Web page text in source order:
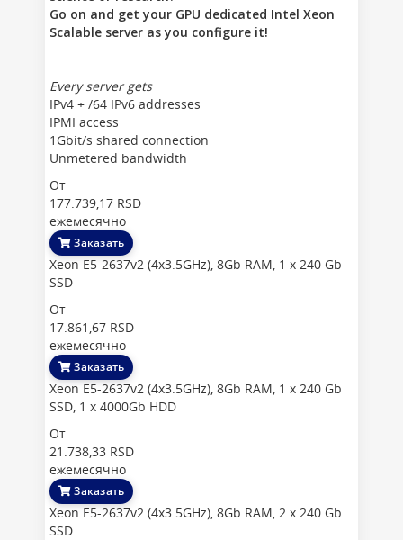
Go on and get your GPU dedicated Intel Xeon
Scalable server as you configure it!
Every server gets
IPv4 + /64 IPv6 addresses
IPMI access
1Gbit/s shared connection
Unmetered bandwidth
От
177.739,17 RSD
ежемесячно
Заказать
Xeon E5-2637v2 (4x3.5GHz), 8Gb RAM, 1 x 240 Gb
SSD
От
17.861,67 RSD
ежемесячно
Заказать
Xeon E5-2637v2 (4x3.5GHz), 8Gb RAM, 1 x 240 Gb
SSD, 1 x 4000Gb HDD
От
21.738,33 RSD
ежемесячно
Заказать
Xeon E5-2637v2 (4x3.5GHz), 8Gb RAM, 2 x 240 Gb
SSD